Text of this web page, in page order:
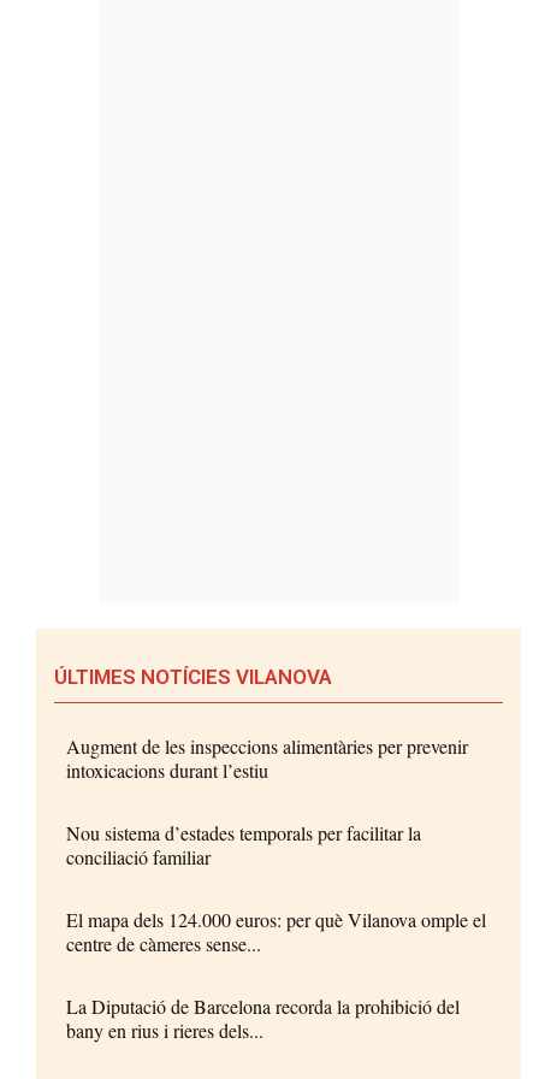
ÚLTIMES NOTÍCIES VILANOVA
Augment de les inspeccions alimentàries per prevenir
intoxicacions durant l’estiu
Nou sistema d’estades temporals per facilitar la
conciliació familiar
El mapa dels 124.000 euros: per què Vilanova omple el
centre de càmeres sense...
La Diputació de Barcelona recorda la prohibició del
bany en rius i rieres dels...